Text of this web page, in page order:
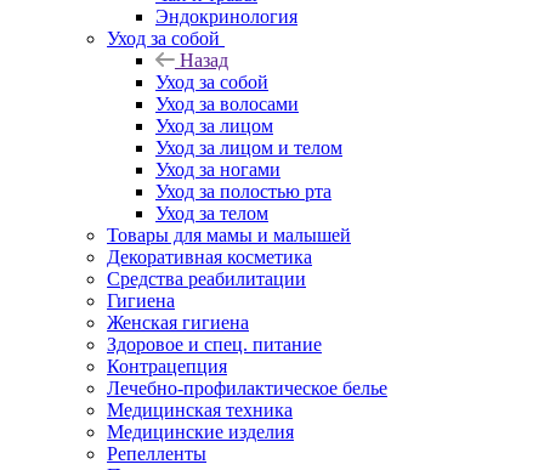
Эндокринология
Уход за собой
Назад
Уход за собой
Уход за волосами
Уход за лицом
Уход за лицом и телом
Уход за ногами
Уход за полостью рта
Уход за телом
Товары для мамы и малышей
Декоративная косметика
Средства реабилитации
Гигиена
Женская гигиена
Здоровое и спец. питание
Контрацепция
Лечебно-профилактическое белье
Медицинская техника
Медицинские изделия
Репелленты